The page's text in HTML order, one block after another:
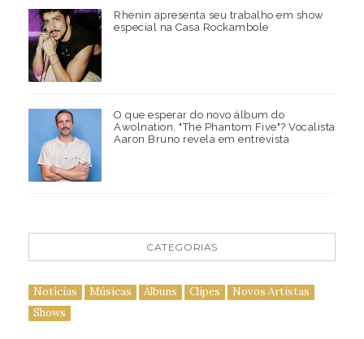
Rhenin apresenta seu trabalho em show
especial na Casa Rockambole
O que esperar do novo álbum do
Awolnation, "The Phantom Five"? Vocalista
Aaron Bruno revela em entrevista
CATEGORIAS
Notícias Músicas Álbuns Clipes
Novos Artistas
Shows